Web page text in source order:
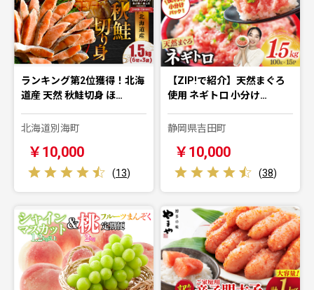
ランキング第2位獲得！北海
道産 天然 秋鮭切身 ほ…
北海道別海町
￥10,000
(13)
【ZIP!で紹介】天然まぐろ
使用 ネギトロ 小分け…
静岡県吉田町
￥10,000
(38)